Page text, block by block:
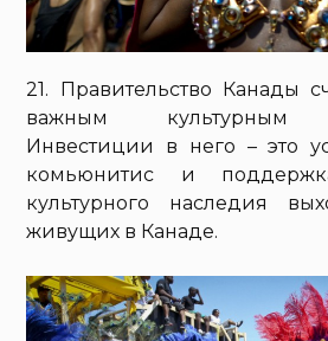
21. Правительство Канады
важным культурным
Инвестиции в него – это
комьюнитис и
культурного наследия
живущих в Канаде.